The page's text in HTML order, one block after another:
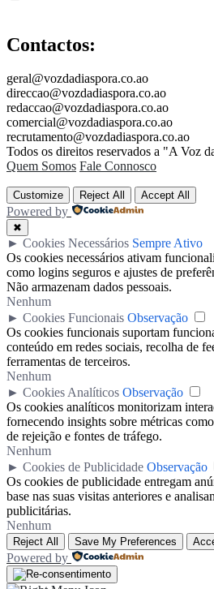
Contactos:
geral@vozdadiaspora.co.ao
direccao@vozdadiaspora.co.ao
redaccao@vozdadiaspora.co.ao
comercial@vozdadiaspora.co.ao
recrutamento@vozdadiaspora.co.ao
Todos os direitos reservados a "A Voz
Quem Somos Fale Connosco
Customize Reject All Accept All
Powered by
✖
► Cookies Necessários Sempre Ativo
Os cookies necessários ativam
como logins seguros e ajustes de
Não armazenam dados pessoais.
Nenhum
► Cookies Funcionais Observação
Os cookies funcionais suportam
conteúdo em redes sociais, recolha de
ferramentas de terceiros.
Nenhum
► Cookies Analíticos Observação
Os cookies analíticos monitorizam
fornecendo insights sobre métricas
de rejeição e fontes de tráfego.
Nenhum
► Cookies de Publicidade Observação
Os cookies de publicidade entregam
base nas suas visitas anteriores e
publicitárias.
Nenhum
Reject All Save My Preferences
Powered by